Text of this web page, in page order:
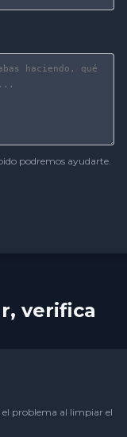
podremos ayudarte.
verifica
el problema al limpiar el